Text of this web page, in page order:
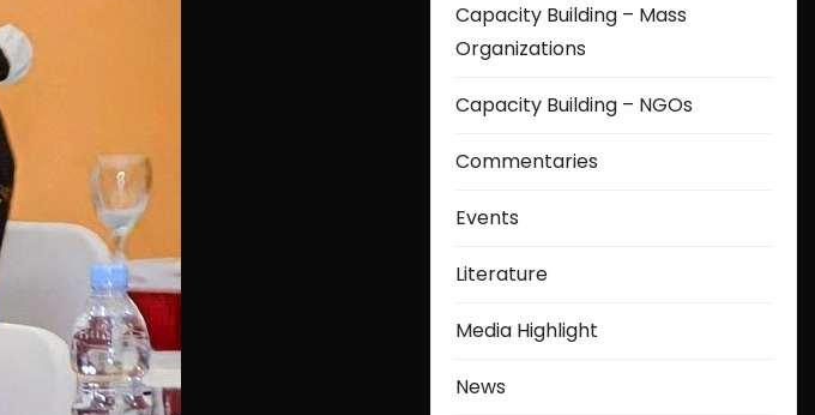
Capacity Building – Mass
Organizations
Capacity Building – NGOs
Commentaries
Events
Literature
Media Highlight
News